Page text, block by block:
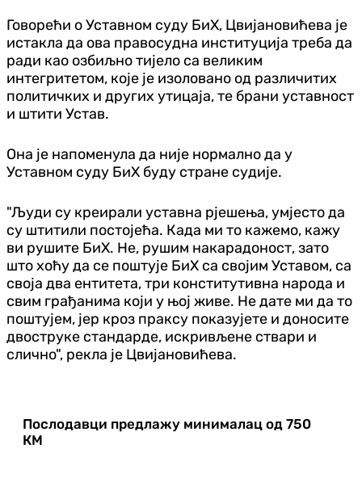
Говорећи о Уставном суду БиХ, Цвијановићева је
истакла да ова правосудна институција треба да
ради као озбиљно тијело са великим
интегритетом, које је изоловано од различитих
политичких и других утицаја, те брани уставност
и штити Устав.
Она је напоменула да није нормално да у
Уставном суду БиХ буду стране судије.
"Људи су креирали уставна рјешења, умјесто да
су штитили постојећа. Када ми то кажемо, кажу
ви рушите БиХ. Не, рушим накарадоност, зато
што хоћу да се поштује БиХ са својим Уставом, са
своја два ентитета, три конститутивна народа и
свим грађанима који у њој живе. Не дате ми да то
поштујем, јер кроз праксу показујете и доносите
двоструке стандарде, искривљене ствари и
слично", рекла је Цвијановићева.
Послодавци предлажу минималац од 750
КМ